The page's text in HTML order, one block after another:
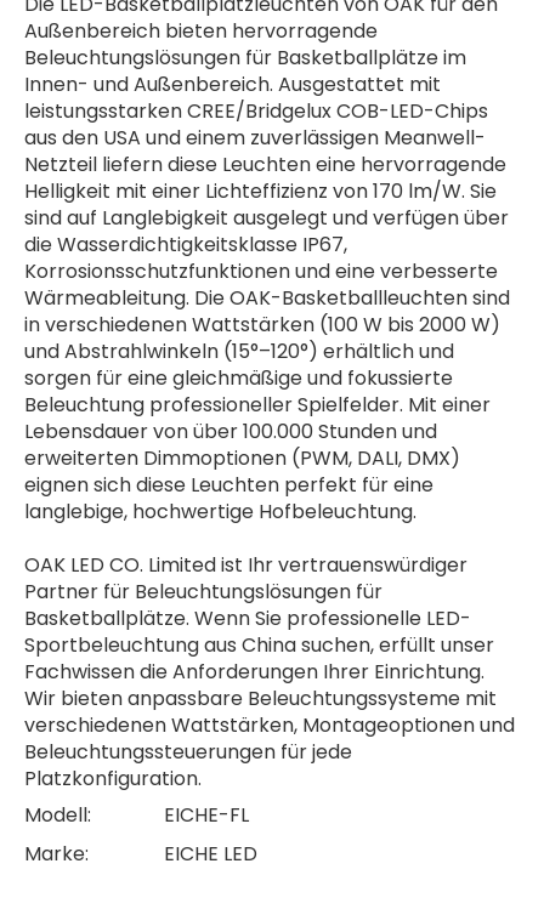
Außenbereich bieten hervorragende
Beleuchtungslösungen für Basketballplätze im
Innen- und Außenbereich. Ausgestattet mit
leistungsstarken CREE/Bridgelux COB-LED-Chips
aus den USA und einem zuverlässigen Meanwell-
Netzteil liefern diese Leuchten eine hervorragende
Helligkeit mit einer Lichteffizienz von 170 lm/W. Sie
sind auf Langlebigkeit ausgelegt und verfügen über
die Wasserdichtigkeitsklasse IP67,
Korrosionsschutzfunktionen und eine verbesserte
Wärmeableitung. Die OAK-Basketballleuchten sind
in verschiedenen Wattstärken (100 W bis 2000 W)
und Abstrahlwinkeln (15°–120°) erhältlich und
sorgen für eine gleichmäßige und fokussierte
Beleuchtung professioneller Spielfelder. Mit einer
Lebensdauer von über 100.000 Stunden und
erweiterten Dimmoptionen (PWM, DALI, DMX)
eignen sich diese Leuchten perfekt für eine
langlebige, hochwertige Hofbeleuchtung.
OAK LED CO. Limited ist Ihr vertrauenswürdiger
Partner für Beleuchtungslösungen für
Basketballplätze. Wenn Sie professionelle LED-
Sportbeleuchtung aus China suchen, erfüllt unser
Fachwissen die Anforderungen Ihrer Einrichtung.
Wir bieten anpassbare Beleuchtungssysteme mit
verschiedenen Wattstärken, Montageoptionen und
Beleuchtungssteuerungen für jede
Platzkonfiguration.
Modell:
EICHE-FL
Marke:
EICHE LED